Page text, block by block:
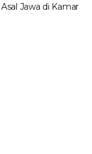
Jawa di Kamar